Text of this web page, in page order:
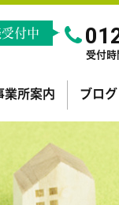
付中
受付
業所案内 ブログ